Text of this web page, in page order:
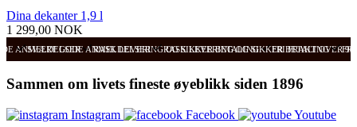
Dina dekanter 1,9 l
1 299,00 NOK
ANMELDELSER RASK LEVERING OG SIKKER BETALING FRI FRAKT OVER
SVÆRT GODE ANMELDELSER RASK LEVERING OG SIKKER BETALING
Sammen om livets fineste øyeblikk siden 1896
Instagram Facebook
Youtube